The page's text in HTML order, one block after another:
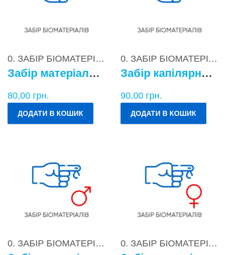
0. ЗАБІР БІОМАТЕРІАЛІВ
Забір матеріалу для бактеріологічних досліджень
80,00 грн.
ДОДАТИ В КОШИК
0. ЗАБІР БІОМАТЕРІАЛІВ
Забір капілярної крові
90,00 грн.
ДОДАТИ В КОШИК
0. ЗАБІР БІОМАТЕРІАЛІВ 0. ЗАБІР БІОМАТЕРІАЛІВ